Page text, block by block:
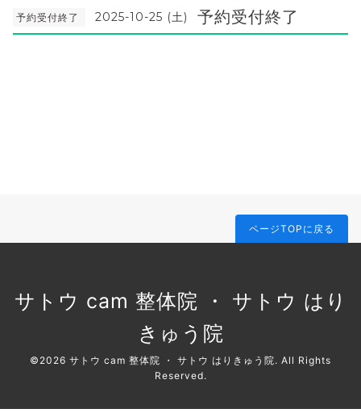
予約受付終了 2025-10-25 (土) 予約受付終了
ページTOPに戻る
サトウ cam 整体院 ・ サトウ はり
きゅう院
©2026 サトウ cam 整体院 ・ サトウ はりきゅう院. All Rights
Reserved.